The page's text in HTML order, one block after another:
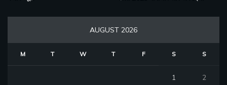
AUGUST 2026
M T W T F S S
1 2